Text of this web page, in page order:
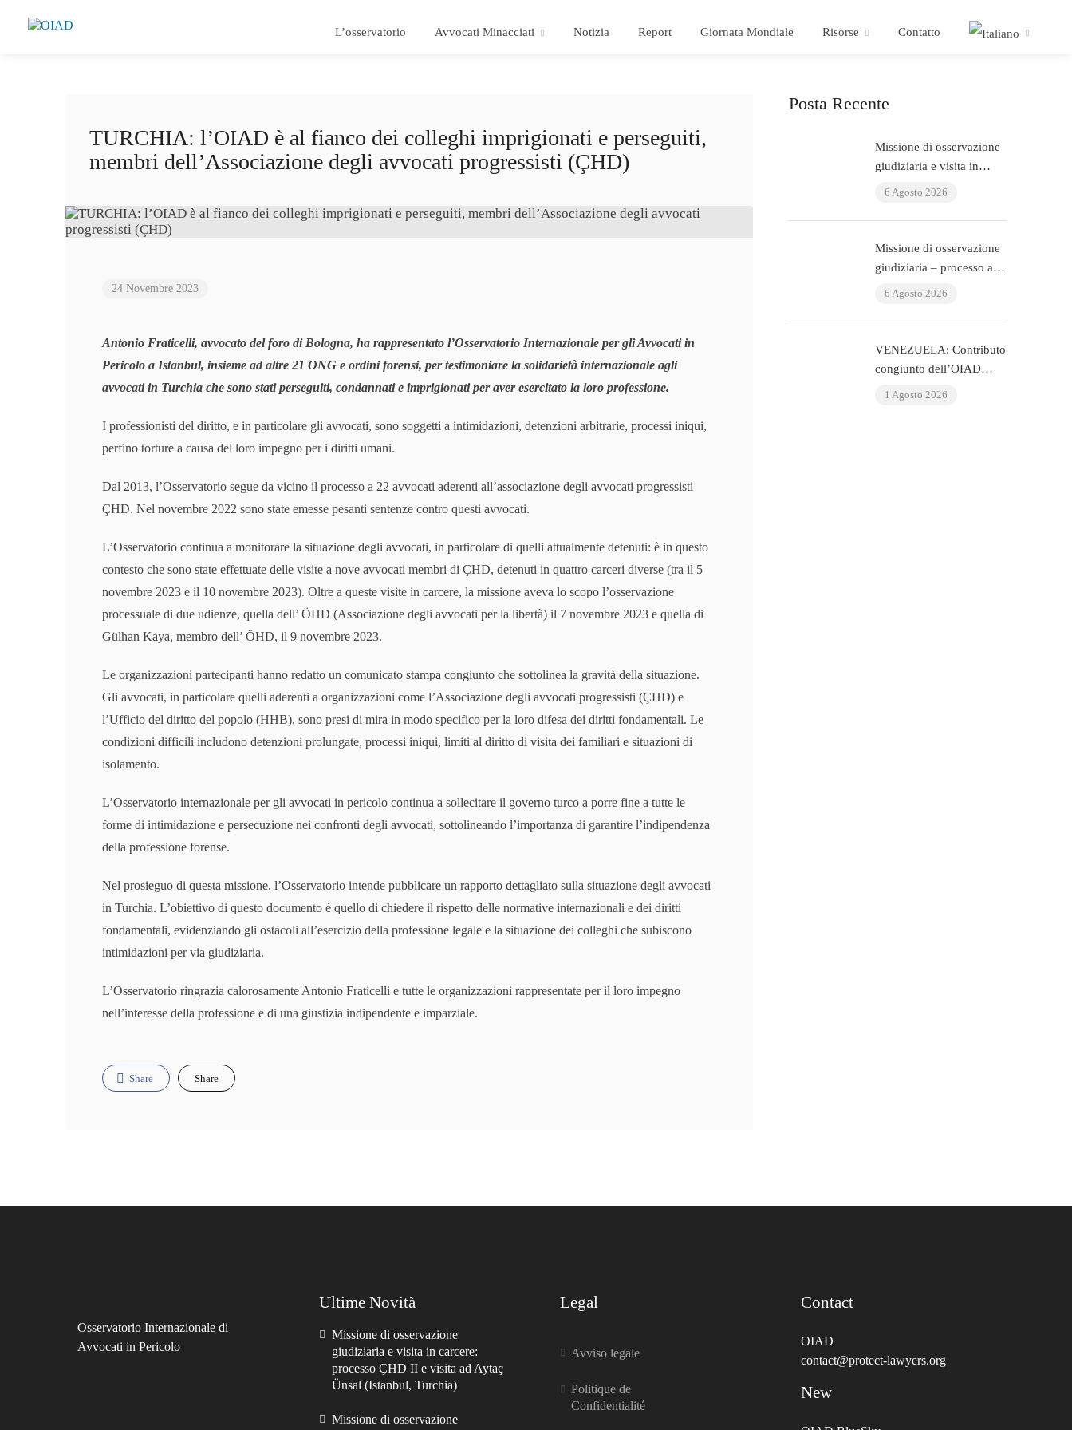
L’osservatorio Avvocati Minacciati Notizia Report Giornata Mondiale Risorse Contatto
TURCHIA: l’OIAD è al fianco dei colleghi imprigionati e perseguiti,
membri dell’Associazione degli avvocati progressisti (ÇHD)
24 Novembre 2023
Antonio Fraticelli, avvocato del foro di Bologna, ha rappresentato l’Osservatorio Internazionale per gli Avvocati in
Pericolo a Istanbul, insieme ad altre 21 ONG e ordini forensi, per testimoniare la solidarietà internazionale agli
avvocati in Turchia che sono stati perseguiti, condannati e imprigionati per aver esercitato la loro professione.
I professionisti del diritto, e in particolare gli avvocati, sono soggetti a intimidazioni, detenzioni arbitrarie, processi iniqui,
perfino torture a causa del loro impegno per i diritti umani.
Dal 2013, l’Osservatorio segue da vicino il processo a 22 avvocati aderenti all’associazione degli avvocati progressisti
ÇHD. Nel novembre 2022 sono state emesse pesanti sentenze contro questi avvocati.
L’Osservatorio continua a monitorare la situazione degli avvocati, in particolare di quelli attualmente detenuti: è in questo
contesto che sono state effettuate delle visite a nove avvocati membri di ÇHD, detenuti in quattro carceri diverse (tra il 5
novembre 2023 e il 10 novembre 2023). Oltre a queste visite in carcere, la missione aveva lo scopo l’osservazione
processuale di due udienze, quella dell’ ÖHD (Associazione degli avvocati per la libertà) il 7 novembre 2023 e quella di
Gülhan Kaya, membro dell’ ÖHD, il 9 novembre 2023.
Le organizzazioni partecipanti hanno redatto un comunicato stampa congiunto che sottolinea la gravità della situazione.
Gli avvocati, in particolare quelli aderenti a organizzazioni come l’Associazione degli avvocati progressisti (ÇHD) e
l’Ufficio del diritto del popolo (HHB), sono presi di mira in modo specifico per la loro difesa dei diritti fondamentali. Le
condizioni difficili includono detenzioni prolungate, processi iniqui, limiti al diritto di visita dei familiari e situazioni di
isolamento.
L’Osservatorio internazionale per gli avvocati in pericolo continua a sollecitare il governo turco a porre fine a tutte le
forme di intimidazione e persecuzione nei confronti degli avvocati, sottolineando l’importanza di garantire l’indipendenza
della professione forense.
Nel prosieguo di questa missione, l’Osservatorio intende pubblicare un rapporto dettagliato sulla situazione degli avvocati
in Turchia. L’obiettivo di questo documento è quello di chiedere il rispetto delle normative internazionali e dei diritti
fondamentali, evidenziando gli ostacoli all’esercizio della professione legale e la situazione dei colleghi che subiscono
intimidazioni per via giudiziaria.
L’Osservatorio ringrazia calorosamente Antonio Fraticelli e tutte le organizzazioni rappresentate per il loro impegno
nell’interesse della professione e di una giustizia indipendente e imparziale.
Share Share
Posta Recente
Missione di osservazione
giudiziaria e visita in
(Istanbul, Turchia)
6 Agosto 2026
Missione di osservazione
giudiziaria – processo ai
Çelik (Istanbul, Turchia)
6 Agosto 2026
VENEZUELA: Contributo
congiunto dell’OIAD
1 Agosto 2026
Osservatorio Internazionale di
Avvocati in Pericolo
Ultime Novità
Missione di osservazione
giudiziaria e visita in carcere:
processo ÇHD II e visita ad Aytaç
Ünsal (Istanbul, Turchia)
Missione di osservazione
Legal
Avviso legale
Politique de
Confidentialité
Contact
OIAD
contact@protect-lawyers.org
New